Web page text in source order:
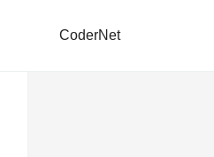
CoderNet